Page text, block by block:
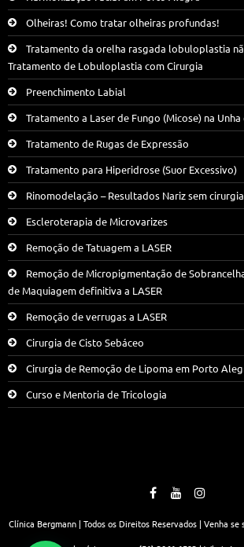
Olheiras! Como tratar olheiras profundas!
Tratamento da orelha rasgada lobuloplastia
Tratamento de Lobuloplastia com Cirurgia
Preenchimento Labial
Tratamento a Laser de Fungo (Micose) na
Tratamento de Rugas de Expressão
Tratamento para Hiperidrose (Suor Excessivo)
Rinomodelação – Resultados Nariz sem cirurgia
Escleroterapia de Microvarizes
Remoção de Tatuagem a LASER
Remoção de Micropigmentação de
de Maquiagem definitiva a LASER
Remoção de verrugas a LASER
Cirurgia de Cisto Sebáceo
Cirurgia de Remoção de Lipoma em Porto
Curso e Mentoria de Tricologia
Clínica Bergmann | Todos os Direitos Reservados | Venha